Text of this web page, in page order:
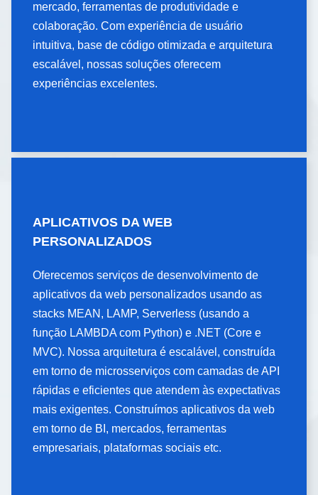
mercado, ferramentas de produtividade e
colaboração. Com experiência de usuário
intuitiva, base de código otimizada e arquitetura
escalável, nossas soluções oferecem
experiências excelentes.
mercado, ferramentas de produtividade e
colaboração. Com experiência de usuário
intuitiva, base de código otimizada e arquitetura
escalável, nossas soluções oferecem
experiências excelentes.
APLICATIVOS DA WEB
PERSONALIZADOS
Oferecemos serviços de desenvolvimento de
aplicativos da web personalizados usando as
stacks MEAN, LAMP, Serverless (usando a
função LAMBDA com Python) e .NET (Core e
MVC). Nossa arquitetura é escalável, construída
em torno de microsserviços com camadas de API
rápidas e eficientes que atendem às expectativas
mais exigentes. Construímos aplicativos da web
em torno de BI, mercados, ferramentas
empresariais, plataformas sociais etc.
Oferecemos serviços de desenvolvimento de
aplicativos da web personalizados usando as
stacks MEAN, LAMP, Serverless (usando a
função LAMBDA com Python) e .NET (Core e
MVC). Nossa arquitetura é escalável, construída
em torno de microsserviços com camadas de API
rápidas e eficientes que atendem às expectativas
mais exigentes. Construímos aplicativos da web
em torno de BI, mercados, ferramentas